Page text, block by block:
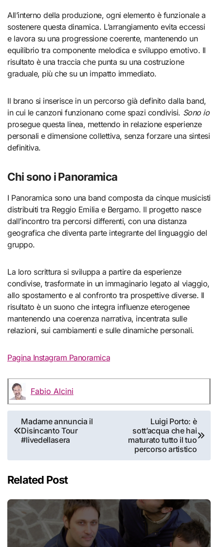
All’interno della produzione, ogni elemento è funzionale a
sostenere questa dinamica. L’arrangiamento evita eccessi
e lavora su una progressione coerente, mantenendo un
equilibrio tra componente melodica e sviluppo emotivo. Il
risultato è una traccia che punta su una costruzione
graduale, più che su un impatto immediato.
Il brano si inserisce in un percorso già definito dalla band,
in cui le canzoni funzionano come spazi condivisi. Sono io
prosegue questa linea, mettendo in relazione esperienze
personali e dimensione collettiva, senza forzare una sintesi
definitiva.
Chi sono i Panoramica
I Panoramica sono una band composta da cinque musicisti
distribuiti tra Reggio Emilia e Bergamo. Il progetto nasce
dall’incontro tra percorsi differenti, con una distanza
geografica che diventa parte integrante del linguaggio del
gruppo.
La loro scrittura si sviluppa a partire da esperienze
condivise, trasformate in un immaginario legato al viaggio,
allo spostamento e al confronto tra prospettive diverse. Il
risultato è un suono che integra influenze eterogenee
mantenendo una coerenza narrativa, incentrata sulle
relazioni, sui cambiamenti e sulle dinamiche personali.
Pagina Instagram Panoramica
Fabio Alcini
Navigazione
articoli
Madame annuncia il
Disincanto Tour
#livedellasera
Luigi Porto: è
sott’acqua che hai
maturato tutto il tuo
percorso artistico
Related Post